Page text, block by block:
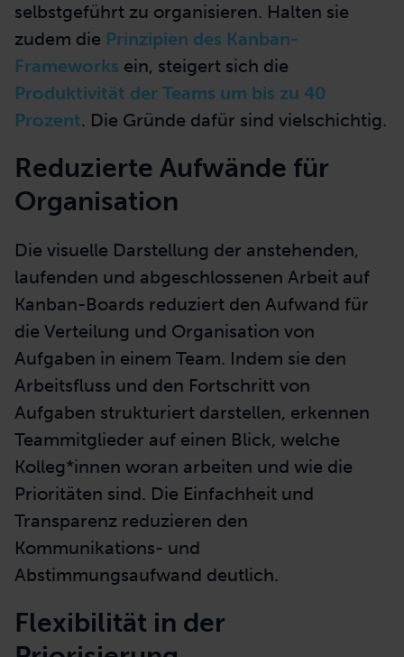
selbstgeführt zu organisieren. Halten sie
zudem die Prinzipien des Kanban-
Frameworks ein, steigert sich die
Produktivität der Teams um bis zu 40
Prozent. Die Gründe dafür sind vielschichtig.
Reduzierte Aufwände für
Organisation
Die visuelle Darstellung der anstehenden,
laufenden und abgeschlossenen Arbeit auf
Kanban-Boards reduziert den Aufwand für
die Verteilung und Organisation von
Aufgaben in einem Team. Indem sie den
Arbeitsfluss und den Fortschritt von
Aufgaben strukturiert darstellen, erkennen
Teammitglieder auf einen Blick, welche
Kolleg*innen woran arbeiten und wie die
Prioritäten sind. Die Einfachheit und
Transparenz reduzieren den
Kommunikations- und
Abstimmungsaufwand deutlich.
Flexibilität in der